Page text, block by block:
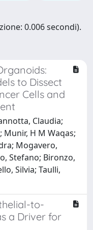
0.006 secondi).
to Dissect
Cells and
Claudia;
Munir, H M Waqas;
Mogavero,
Stefano; Bironzo,
Silvia; Taulli,
to-
a Driver for